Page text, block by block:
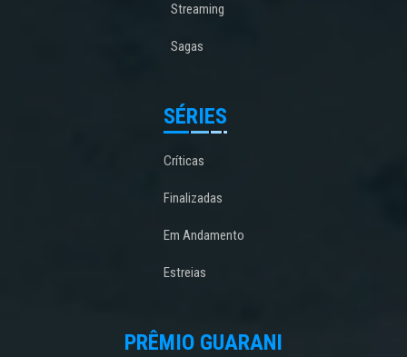
Streaming
Sagas
SÉRIES
Críticas
Finalizadas
Em Andamento
Estreias
PRÊMIO GUARANI